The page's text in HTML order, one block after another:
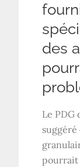
des
Le PDG
pourrait